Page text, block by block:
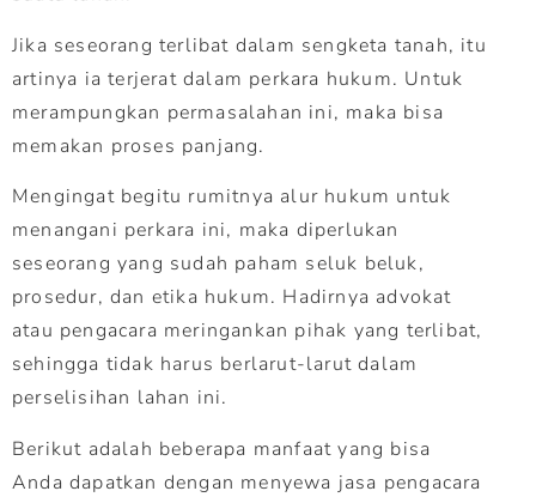
Jika seseorang terlibat dalam sengketa tanah, itu
artinya ia terjerat dalam perkara hukum. Untuk
merampungkan permasalahan ini, maka bisa
memakan proses panjang.
Mengingat begitu rumitnya alur hukum untuk
menangani perkara ini, maka diperlukan
seseorang yang sudah paham seluk beluk,
prosedur, dan etika hukum. Hadirnya advokat
atau pengacara meringankan pihak yang terlibat,
sehingga tidak harus berlarut-larut dalam
perselisihan lahan ini.
Berikut adalah beberapa manfaat yang bisa
Anda dapatkan dengan menyewa jasa pengacara